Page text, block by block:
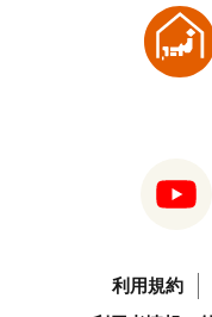
利用規約